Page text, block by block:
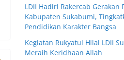
LDII Hadiri Rakercab Gerakan
Kabupaten Sukabumi,
Pendidikan Karakter Bangsa
Kegiatan Rukyatul Hilal LDII
Meraih Keridhaan Allah